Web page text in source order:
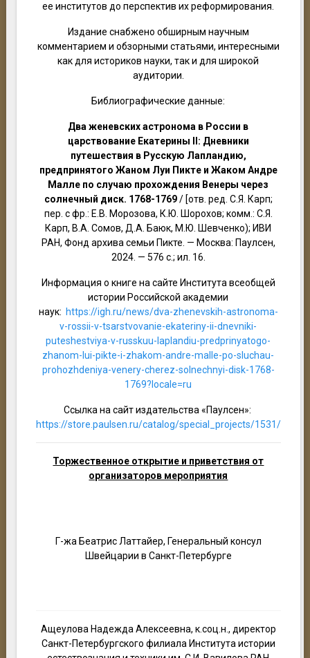
ее институтов до перспектив их реформирования.
Издание снабжено обширным научным
комментарием и обзорными статьями, интересными
как для историков науки, так и для широкой
аудитории.
Библиографические данные:
Два женевских астронома в России в
царствование Екатерины II: Дневники
путешествия в Русскую Лапландию,
предпринятого Жаном Луи Пикте и Жаком Андре
Малле по случаю прохождения Венеры через
солнечный диск. 1768-1769/ [отв. ред. С.Я. Карп;
пер. с фр.: Е.В. Морозова, К.Ю. Шорохов; комм.: С.Я.
Карп, В.А. Сомов, Д.А. Баюк, М.Ю. Шевченко); ИВИ
РАН, Фонд архива семьи Пикте. — Москва: Паулсен,
2024. — 576 с.; ил. 16.
Информация о книге на сайте Института всеобщей
истории Российской академии
наук: https://igh.ru/news/dva-zhenevskih-astronoma-
v-rossii-v-tsarstvovanie-ekateriny-ii-dnevniki-
puteshestviya-v-russkuu-laplandiu-predprinyatogo-
zhanom-lui-pikte-i-zhakom-andre-malle-po-sluchau-
prohozhdeniya-venery-cherez-solnechnyi-disk-1768-
1769?locale=ru
Ссылка на сайт издательства «Паулсен»:
https://store.paulsen.ru/catalog/special_projects/1531/
Торжественное открытие и приветствия от
организаторов мероприятия
Г-жа Беатрис Латтайер, Генеральный консул
Швейцарии в Санкт-Петербурге
Ащеулова Надежда Алексеевна, к.соц.н., директор
Санкт-Петербургского филиала Института истории